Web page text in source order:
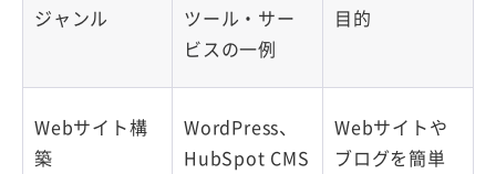
ジャンル
ツール・サー
ビスの一例
目的
Webサイト構
築
WordPress、
HubSpot CMS
Webサイトや
ブログを簡単